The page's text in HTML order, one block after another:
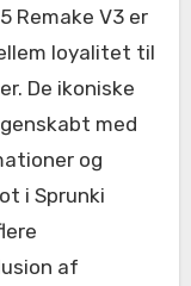
Remake V3 er
loyalitet til
De ikoniske
med
og
i Sprunki
af